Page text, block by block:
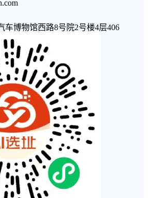
车博物馆西路8号院2号楼4层406